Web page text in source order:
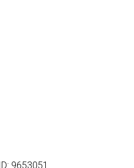
ID: 9653051